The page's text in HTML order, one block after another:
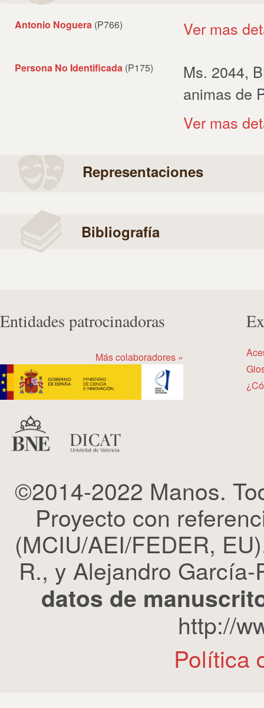
Antonio Noguera (P766) Ver mas
Persona No Identificada (P175)
Ms. 2044,
animas de
Ver mas
Representaciones
Bibliografía
Entidades patrocinadoras
Más colaboradores »
©2014-2022 Manos.
Proyecto con
(MCIU/AEI/FEDER,
R., y Alejandro
datos de
http://
Política